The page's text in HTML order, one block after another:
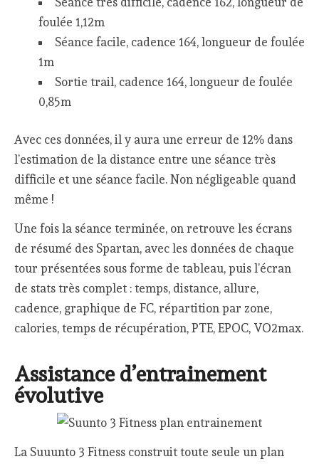
foulée 1,12m
Séance facile, cadence 164, longueur de foulée
1m
Sortie trail, cadence 164, longueur de foulée
0,85m
Avec ces données, il y aura une erreur de 12% dans
l’estimation de la distance entre une séance très
difficile et une séance facile. Non négligeable quand
même !
Une fois la séance terminée, on retrouve les écrans
de résumé des Spartan, avec les données de chaque
tour présentées sous forme de tableau, puis l’écran
de stats très complet : temps, distance, allure,
cadence, graphique de FC, répartition par zone,
calories, temps de récupération, PTE, EPOC, VO2max.
Assistance d’entrainement
évolutive
La Suuunto 3 Fitness construit toute seule un plan